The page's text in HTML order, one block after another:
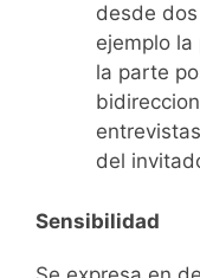
desde
ejemplo
la parte
del
Sensibilidad